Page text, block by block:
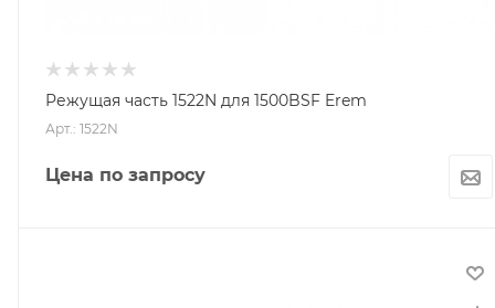
Режущая часть 1522N для 1500BSF Erem
Арт.: 1522N
Цена по запросу